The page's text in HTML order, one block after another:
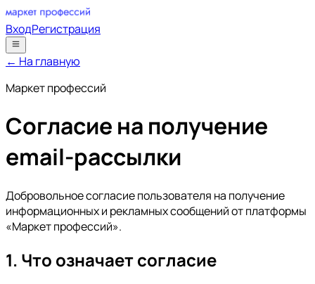
ВходРегистрация
← На главную
Маркет профессий
Согласие на получение
email-рассылки
Добровольное согласие пользователя на получение
информационных и рекламных сообщений от платформы
«Маркет профессий».
1. Что означает согласие